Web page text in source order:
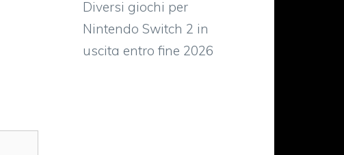
Diversi giochi per
Nintendo Switch 2 in
uscita entro fine 2026